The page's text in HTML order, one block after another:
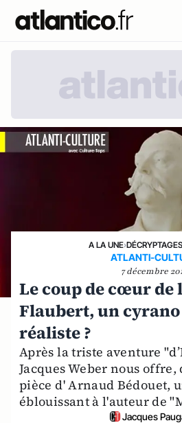
A LA UNE›DÉCRYPTAGES
ATLANTI-
7 décembre
Le coup de cœur de
Flaubert, un
réaliste ?
Après la triste aventure
Jacques Weber nous offre,
pièce d' Arnaud Bédouet,
éblouissant à l'auteur de
Jacques